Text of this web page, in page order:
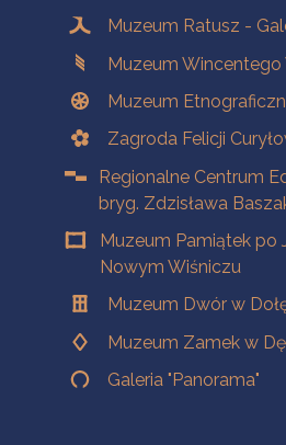
Muzeum Ratusz -
Muzeum
Muzeum
Zagroda Felicji
Regionalne Centrum
bryg. Zdzisława
Muzeum Pamiątek po
Nowym Wiśniczu
Muzeum Dwór w
Muzeum Zamek w
Galeria "Panorama"